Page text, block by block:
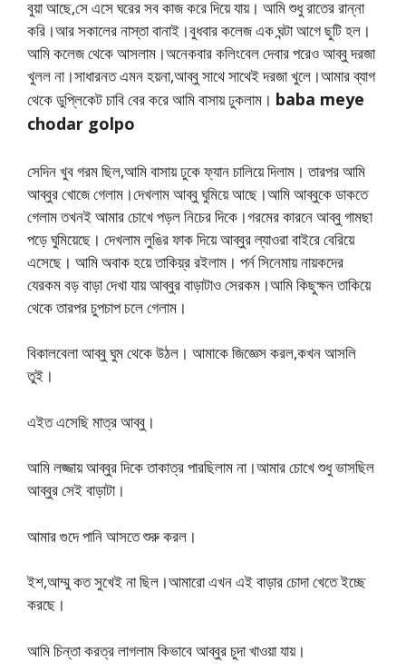
বুয়া আছে,সে এসে ঘরের সব কাজ করে দিয়ে যায়। আমি শুধু রাতের রান্না
করি।আর সকালের নাস্তা বানাই।বুধবার কলেজ এক ঘন্টা আগে ছুটি হল।
আমি কলেজ থেকে আসলাম।অনেকবার কলিংবেল দেবার পরেও আব্বু দরজা
খুলল না।সাধারনত এমন হয়না,আব্বু সাথে সাথেই দরজা খুলে।আমার ব্যাগ
থেকে ডুপ্লিকেট চাবি বের করে আমি বাসায় ঢুকলাম। baba meye
chodar golpo
সেদিন খুব গরম ছিল,আমি বাসায় ঢুকে ফ্যান চালিয়ে দিলাম। তারপর আমি
আব্বুর খোজে গেলাম।দেখলাম আব্বু ঘুমিয়ে আছে।আমি আব্বুকে ডাকতে
গেলাম তখনই আমার চোখে পড়ল নিচের দিকে।গরমের কারনে আব্বু গামছা
পড়ে ঘুমিয়েছে। দেখলাম লুঙির ফাক দিয়ে আব্বুর ল্যাওরা বাইরে বেরিয়ে
এসেছে। আমি অবাক হয়ে তাকিয়্র রইলাম। পর্ন সিনেমায় নায়কদের
যেরকম বড় বাড়া দেখা যায় আব্বুর বাড়াটাও সেরকম।আমি কিছুক্ষন তাকিয়ে
থেকে তারপর চুপচাপ চলে গেলাম।
বিকালবেলা আব্বু ঘুম থেকে উঠল। আমাকে জিজ্ঞেস করল,কখন আসলি
তুই।
এইত এসেছি মাত্র আব্বু।
আমি লজ্জায় আব্বুর দিকে তাকাত্র পারছিলাম না।আমার চোখে শুধু ভাসছিল
আব্বুর সেই বাড়াটা।
আমার গুদে পানি আসতে শুরু করল।
ইশ,আম্মু কত সুখেই না ছিল।আমারো এখন এই বাড়ার চোদা খেতে ইচ্ছে
করছে।
আমি চিন্তা করত্র লাগলাম কিভাবে আব্বুর চুদা খাওয়া যায়।